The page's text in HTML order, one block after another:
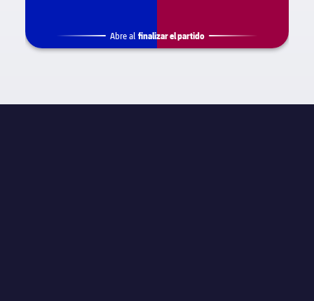
Abre al finalizar el partido